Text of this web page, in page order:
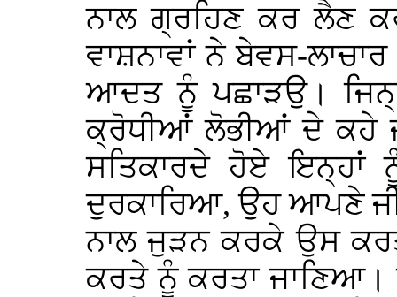
ਨਾਲ ਗ੍ਰਹਿਣ ਕਰ ਲੈਣ
ਵਾਸ਼ਨਾਵਾਂ ਨੇ ਬੇਵਸ-
ਆਦਤ ਨੂੰ ਪਛਾੜਉ।
ਕ੍ਰੋਧੀਆਂ ਲੋਭੀਆਂ ਦੇ ਕਹੇ
ਸਤਿਕਾਰਦੇ ਹੋਏ ਇਨ੍ਹਾਂ
ਦੁਰਕਾਰਿਆ, ਉਹ ਆਪਣੇ
ਨਾਲ ਜੁੜਨ ਕਰਕੇ ਉਸ
ਕਰਤੇ ਨੂੰ ਕਰਤਾ ਜਾਣਿਆ।